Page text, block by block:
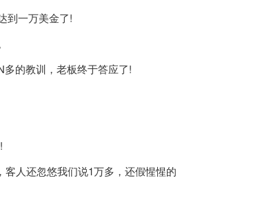
到一万美金了!
的教训，老板终于答应了!
人还忽悠我们说1万多，还假惺惺的